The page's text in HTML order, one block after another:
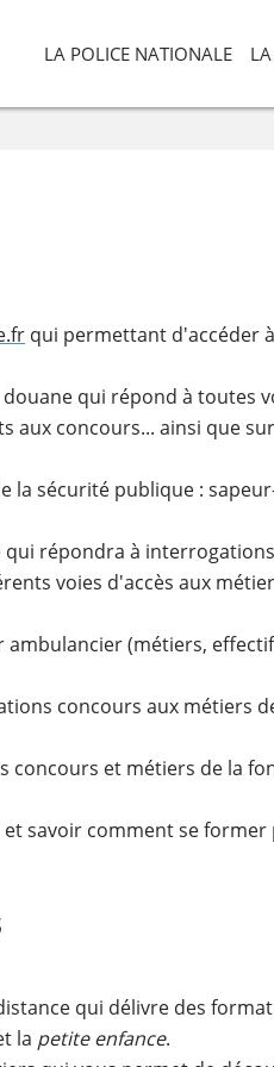
LA POLICE NATIONALE
qui permettant d'accéder à
qui répond à toutes
aux concours... ainsi que
la sécurité publique :
répondra à
voies d'accès aux
(métiers,
concours aux métiers
concours et métiers de la
savoir comment se former
qui délivre des
la petite enfance.